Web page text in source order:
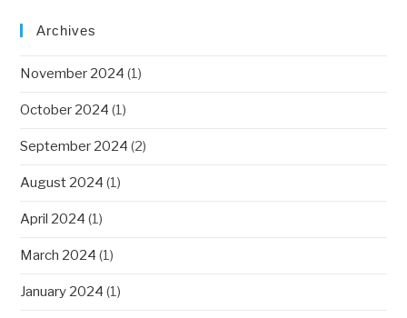
Archives
November 2024 (1)
October 2024 (1)
September 2024 (2)
August 2024 (1)
April 2024 (1)
March 2024 (1)
January 2024 (1)